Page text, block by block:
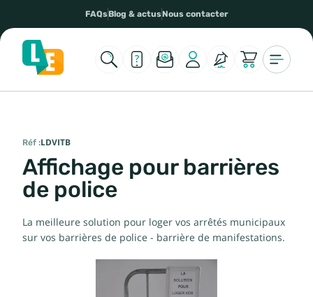
FAQsBlog & actusNous contacter
Réf :LDVITB
Affichage pour barrières
de police
La meilleure solution pour loger vos arrêtés municipaux
sur vos barrières de police - barrière de manifestations.